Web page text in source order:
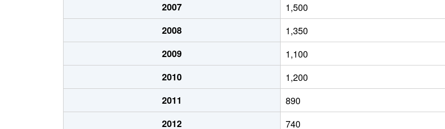
2007
1,500
2008
1,350
2009
1,100
2010
1,200
2011
890
2012
740